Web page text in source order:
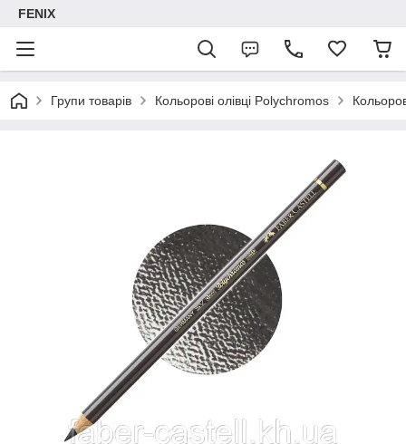
FENIX
Групи товарів Кольорові олівці Polychromos